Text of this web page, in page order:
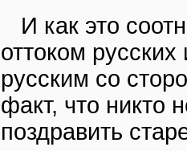
И как это
оттоком
русским со
факт, что никто
поздравить